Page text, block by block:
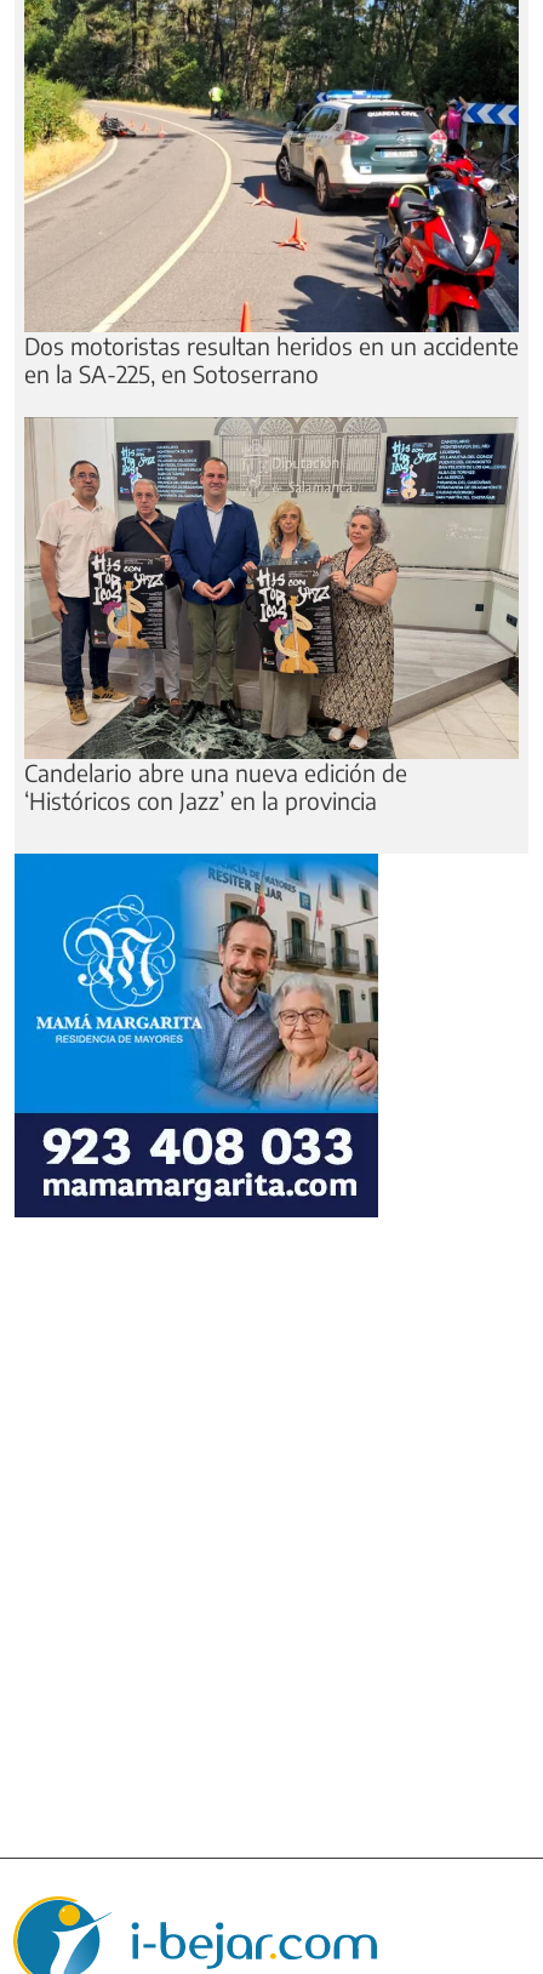
Dos motoristas resultan heridos en un accidente
en la SA-225, en Sotoserrano
Candelario abre una nueva edición de
‘Históricos con Jazz’ en la provincia